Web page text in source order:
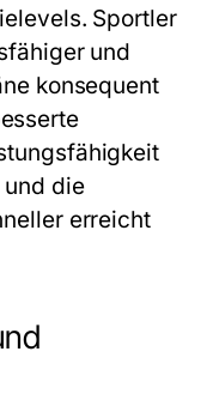
Sportler
und
konsequent
die
erreicht